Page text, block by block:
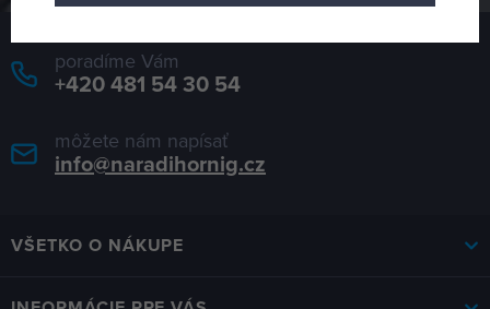
poradíme Vám
+420 481 54 30 54
môžete nám napísať
info@naradihornig.cz
VŠETKO O NÁKUPE